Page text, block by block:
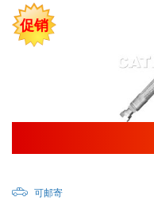
促销
可邮寄